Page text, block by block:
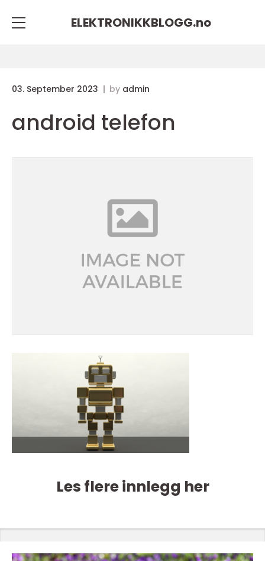
ELEKTRONIKKBLOGG.no
03. September 2023 by admin
android telefon
Les flere innlegg her